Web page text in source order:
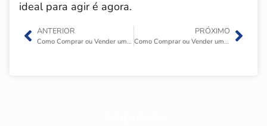
ideal para agir é agora.
ANTERIOR
Como Comprar ou Vender uma Indústria de Borrachas?
PRÓXIMO
Como Comprar ou Vender uma Loja de Materiais de Construção?